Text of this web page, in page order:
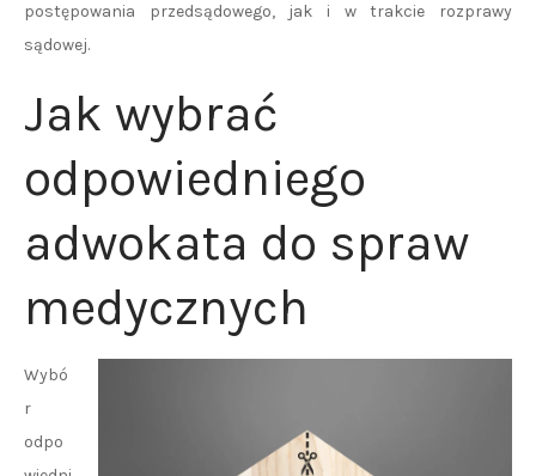
postępowania przedsądowego, jak i w trakcie rozprawy
sądowej.
Jak wybrać
odpowiedniego
adwokata do spraw
medycznych
Wybó
r
odpo